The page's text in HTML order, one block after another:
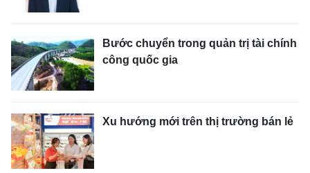
Bước chuyển trong quản trị tài chính
công quốc gia
Xu hướng mới trên thị trường bán lẻ